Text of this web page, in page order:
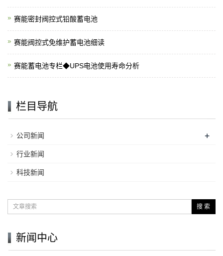
赛能密封阀控式铅酸蓄电池
赛能阀控式免维护蓄电池细读
赛能蓄电池专栏◆UPS电池使用寿命分析
栏目导航
公司新闻 +
行业新闻
科技新闻
搜 索
新闻中心